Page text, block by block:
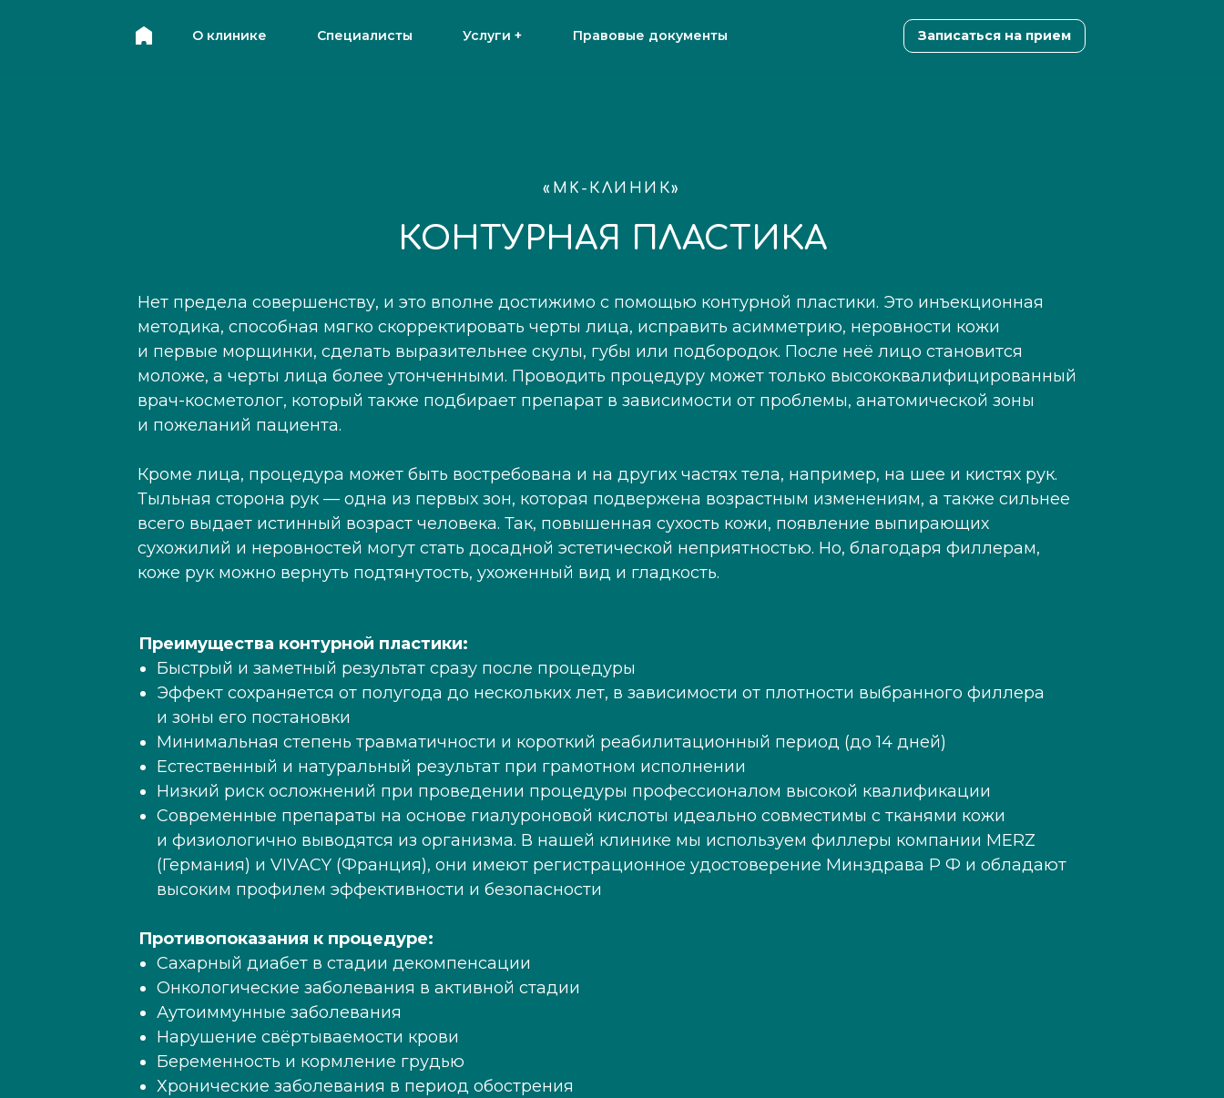
Записаться на прием
О клинике Специалисты Правовые документы
Услуги +
«MK-КЛИНИК»
КОНТУРНАЯ ПЛАСТИКА
Нет предела совершенству, и это вполне достижимо с помощью контурной пластики. Это инъекционная
методика, способная мягко скорректировать черты лица, исправить асимметрию, неровности кожи
и первые морщинки, сделать выразительнее скулы, губы или подбородок. После неё лицо становится
моложе, а черты лица более утонченными. Проводить процедуру может только высококвалифицированный
врач-косметолог, который также подбирает препарат в зависимости от проблемы, анатомической зоны
и пожеланий пациента.
Кроме лица, процедура может быть востребована и на других частях тела, например, на шее и кистях рук.
Тыльная сторона рук — одна из первых зон, которая подвержена возрастным изменениям, а также сильнее
всего выдает истинный возраст человека. Так, повышенная сухость кожи, появление выпирающих
сухожилий и неровностей могут стать досадной эстетической неприятностью. Но, благодаря филлерам,
коже рук можно вернуть подтянутость, ухоженный вид и гладкость.
Преимущества контурной пластики:
Быстрый и заметный результат сразу после процедуры
Эффект сохраняется от полугода до нескольких лет, в зависимости от плотности выбранного филлера
и зоны его постановки
Минимальная степень травматичности и короткий реабилитационный период (до 14 дней)
Естественный и натуральный результат при грамотном исполнении
Низкий риск осложнений при проведении процедуры профессионалом высокой квалификации
Современные препараты на основе гиалуроновой кислоты идеально совместимы с тканями кожи
и физиологично выводятся из организма. В нашей клинике мы используем филлеры компании MERZ
(Германия) и VIVACY (Франция), они имеют регистрационное удостоверение Минздрава Р Ф и обладают
высоким профилем эффективности и безопасности
Противопоказания к процедуре:
Сахарный диабет в стадии декомпенсации
Онкологические заболевания в активной стадии
Аутоиммунные заболевания
Нарушение свёртываемости крови
Беременность и кормление грудью
Хронические заболевания в период обострения